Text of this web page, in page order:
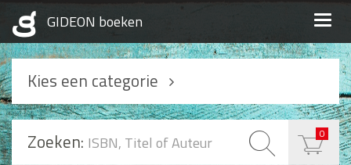
Kies een categorie
Podcasts
Geloofsopbouw
Zoeken: 0